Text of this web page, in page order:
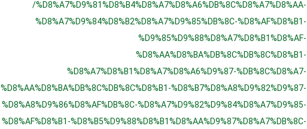
/%D8%A7%D9%81%D8%B4%D8%A7%D8%A6%DB%8C%D8%A7%D8%AA-
%D8%A7%D9%84%D8%B2%D8%A7%D9%85%DB%8C-%D8%AF%D8%B1-
%D9%85%D9%88%D8%A7%D8%B1%D8%AF-
%D8%AA%D8%BA%DB%8C%DB%8C%D8%B1-
%D8%A7%D8%B1%D8%A7%D8%A6%D9%87-%DB%8C%D8%A7-
%D8%AA%D8%BA%DB%8C%DB%8C%D8%B1-%D8%B7%D8%A8%D9%82%D9%87-
%D8%A8%D9%86%D8%AF%DB%8C-%D8%A7%D9%82%D9%84%D8%A7%D9%85-
%D8%AF%D8%B1-%D8%B5%D9%88%D8%B1%D8%AA%D9%87%D8%A7%DB%8C-